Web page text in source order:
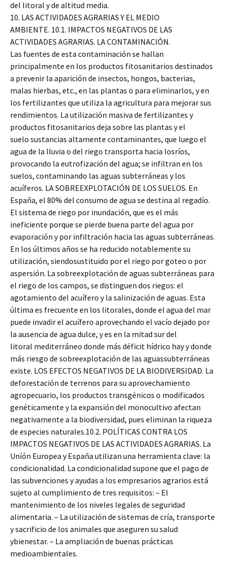
del litoral y de altitud media.
10. LAS ACTIVIDADES AGRARIAS Y EL MEDIO
AMBIENTE. 10.1. IMPACTOS NEGATIVOS DE LAS
ACTIVIDADES AGRARIAS. LA CONTAMINACIÓN.
Las fuentes de esta contaminación se hallan
principalmente en los productos fitosanitarios destinados
a prevenir la aparición de insectos, hongos, bacterias,
malas hierbas, etc., en las plantas o para eliminarlos, y en
los fertilizantes que utiliza la agricultura para mejorar sus
rendimientos. La utilización masiva de fertilizantes y
productos fitosanitarios deja sobre las plantas y el
suelo sustancias altamente contaminantes, que luego el
agua de la lluvia o del riego transporta hacia losríos,
provocando la eutrofización del agua; se infiltran en los
suelos, contaminando las aguas subterráneas y los
acuíferos. LA SOBREEXPLOTACIÓN DE LOS SUELOS. En
España, el 80% del consumo de agua se destina al regadío.
El sistema de riego por inundación, que es el más
ineficiente porque se pierde buena parte del agua por
evaporación y por infiltración hacia las aguas subterráneas.
En los últimos años se ha reducido notablemente su
utilización, siendosustituido por el riego por goteo o por
aspersión. La sobreexplotación de aguas subterráneas para
el riego de los campos, se distinguen dos riegos: el
agotamiento del acuífero y la salinización de aguas. Esta
última es frecuente en los litorales, donde el agua del mar
puede invadir el acuífero aprovechando el vacío dejado por
la ausencia de agua dulce, y es en la mitad sur del
litoral mediterráneo donde más déficit hídrico hay y donde
más riesgo de sobreexplotación de las aguassubterráneas
existe. LOS EFECTOS NEGATIVOS DE LA BIODIVERSIDAD. La
deforestación de terrenos para su aprovechamiento
agropecuario, los productos transgénicos o modificados
genéticamente y la expansión del monocultivo afectan
negativamente a la biodiversidad, pues eliminan la riqueza
de especies naturales.10.2. POLÍTICAS CONTRA LOS
IMPACTOS NEGATIVOS DE LAS ACTIVIDADES AGRARIAS. La
Uníón Europea y España utilizan una herramienta clave: la
condicionalidad. La condicionalidad supone que el pago de
las subvenciones y ayudas a los empresarios agrarios está
sujeto al cumplimiento de tres requisitos: – El
mantenimiento de los niveles legales de seguridad
alimentaria. – La utilización de sistemas de cría, transporte
y sacrificio de los animales que aseguren su salud
ybienestar. – La ampliación de buenas prácticas
medioambientales.